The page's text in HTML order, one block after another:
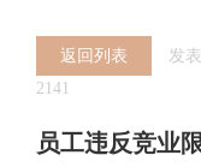
返回列表
发
2141
员工违反竞业